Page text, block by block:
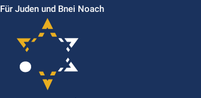
Für Juden und Bnei Noach